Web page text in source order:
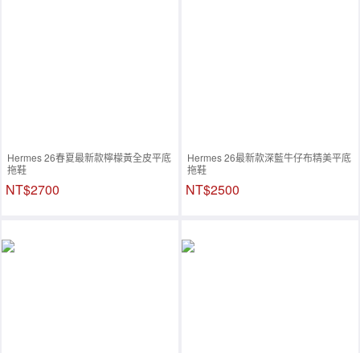
Hermes 26春夏最新款檸檬黃全皮平底
拖鞋
NT$2700
Hermes 26最新款深藍牛仔布精美平底
拖鞋
NT$2500